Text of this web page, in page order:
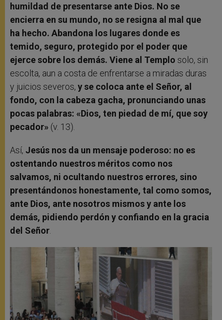
humildad de presentarse ante Dios. No se
encierra en su mundo, no se resigna al mal que
ha hecho. Abandona los lugares donde es
temido, seguro, protegido por el poder que
ejerce sobre los demás. Viene al Templo solo, sin
escolta, aun a costa de enfrentarse a miradas duras
y juicios severos, y se coloca ante el Señor, al
fondo, con la cabeza gacha, pronunciando unas
pocas palabras: «Dios, ten piedad de mí, que soy
pecador» (v. 13).
Así, Jesús nos da un mensaje poderoso: no es
ostentando nuestros méritos como nos
salvamos, ni ocultando nuestros errores, sino
presentándonos honestamente, tal como somos,
ante Dios, ante nosotros mismos y ante los
demás, pidiendo perdón y confiando en la gracia
del Señor